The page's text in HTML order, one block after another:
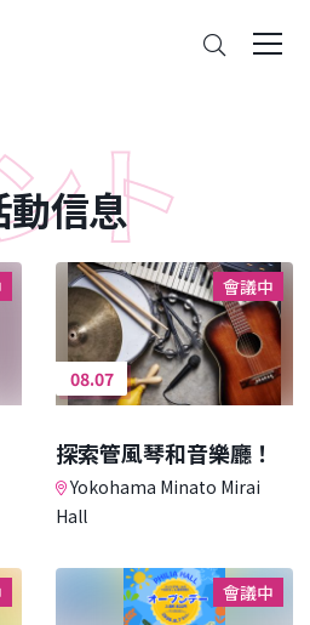
信息
會議中
08.07
探索管風琴和音樂廳！
Yokohama Minato Mirai
Hall
會議中